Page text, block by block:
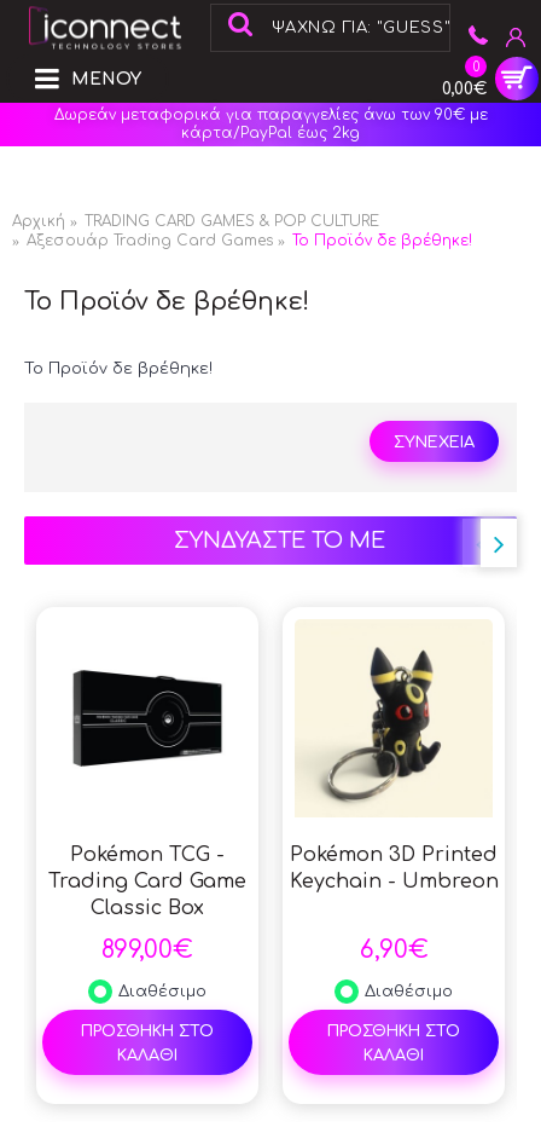
0
0,00€
ΜΕΝΟΥ
Δωρεάν μεταφορικά για παραγγελίες άνω των 90€ με
κάρτα/PayPal έως 2kg
Αρχική
TRADING CARD GAMES & POP CULTURE
Αξεσουάρ Trading Card Games
Το Προϊόν δε βρέθηκε!
Το Προϊόν δε βρέθηκε!
Το Προϊόν δε βρέθηκε!
ΣΥΝΕΧΕΙΑ
ΣΥΝΔΥΑΣΤΕ ΤΟ ΜΕ
Pokémon TCG -
Trading Card Game
Classic Box
(Japanese)
899,00€
Διαθέσιμο
ΠΡΟΣΘΗΚΗ ΣΤΟ
ΚΑΛΑΘΙ
Pokémon 3D Printed
Keychain - Umbreon
6,90€
Διαθέσιμο
ΠΡΟΣΘΗΚΗ ΣΤΟ
ΚΑΛΑΘΙ